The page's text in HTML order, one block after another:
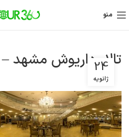
منو
تالار داریوش مشهد –
24
ژانویه